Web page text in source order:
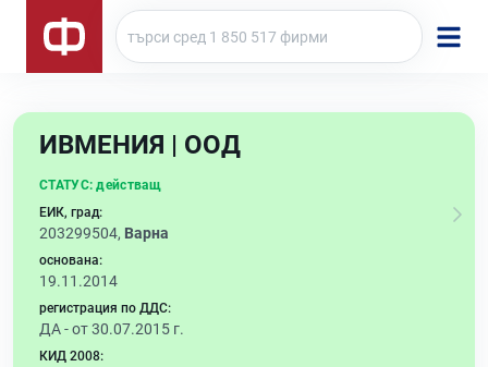
ИВМЕНИЯ | ООД
СТАТУС: действащ
ЕИК, град:
203299504, Варна
основана:
19.11.2014
регистрация по ДДС:
ДА - от 30.07.2015 г.
КИД 2008: